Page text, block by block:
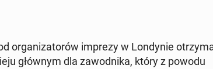
or­ga­ni­za­to­rów imprezy w Lon­dy­nie
głównym dla za­wod­ni­ka, który z powodu